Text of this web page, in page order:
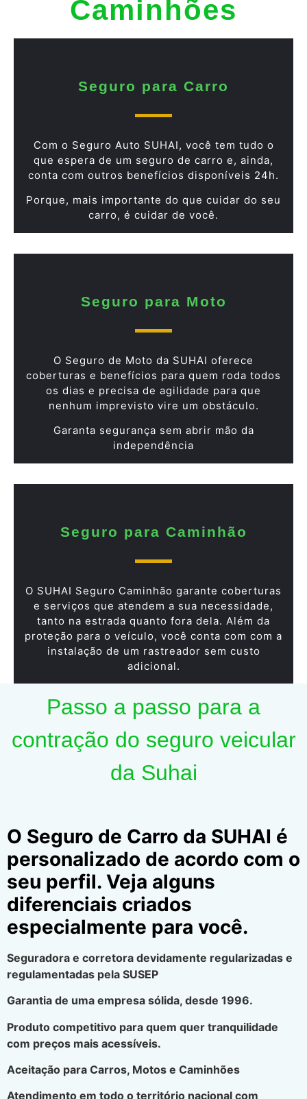
Caminhões
Seguro para Carro
Com o Seguro Auto SUHAI, você tem tudo o
que espera de um seguro de carro e, ainda,
conta com outros benefícios disponíveis 24h.
Porque, mais importante do que cuidar do seu
carro, é cuidar de você.
Seguro para Moto
O Seguro de Moto da SUHAI oferece
coberturas e benefícios para quem roda todos
os dias e precisa de agilidade para que
nenhum imprevisto vire um obstáculo.
Garanta segurança sem abrir mão da
independência
Seguro para Caminhão
O SUHAI Seguro Caminhão garante coberturas
e serviços que atendem a sua necessidade,
tanto na estrada quanto fora dela. Além da
proteção para o veículo, você conta com com a
instalação de um rastreador sem custo
adicional.
Passo a passo para a
contração do seguro veicular
da Suhai
O Seguro de Carro da SUHAI é
personalizado de acordo com o
seu perfil. Veja alguns
diferenciais criados
especialmente para você.
Seguradora e corretora devidamente regularizadas e
regulamentadas pela SUSEP
Garantia de uma empresa sólida, desde 1996.
Produto competitivo para quem quer tranquilidade
com preços mais acessíveis.
Aceitação para Carros, Motos e Caminhões
Atendimento em todo o território nacional com